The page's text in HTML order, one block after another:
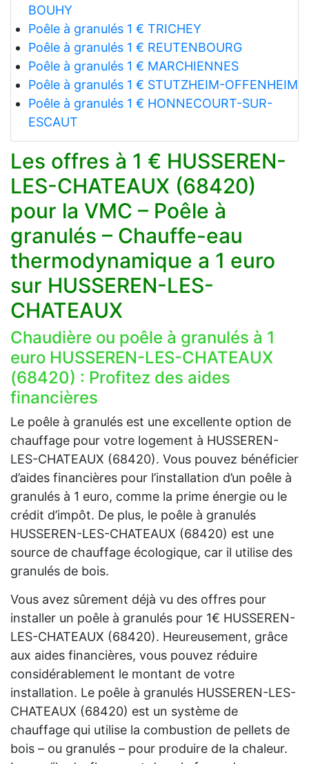
BOUHY
Poêle à granulés 1 € TRICHEY
Poêle à granulés 1 € REUTENBOURG
Poêle à granulés 1 € MARCHIENNES
Poêle à granulés 1 € STUTZHEIM-OFFENHEIM
Poêle à granulés 1 € HONNECOURT-SUR-
ESCAUT
Les offres à 1 € HUSSEREN-
LES-CHATEAUX (68420)
pour la VMC – Poêle à
granulés – Chauffe-eau
thermodynamique a 1 euro
sur HUSSEREN-LES-
CHATEAUX
Chaudière ou poêle à granulés à 1
euro HUSSEREN-LES-CHATEAUX
(68420) : Profitez des aides
financières
Le poêle à granulés est une excellente option de
chauffage pour votre logement à HUSSEREN-
LES-CHATEAUX (68420). Vous pouvez bénéficier
d’aides financières pour l’installation d’un poêle à
granulés à 1 euro, comme la prime énergie ou le
crédit d’impôt. De plus, le poêle à granulés
HUSSEREN-LES-CHATEAUX (68420) est une
source de chauffage écologique, car il utilise des
granulés de bois.
Vous avez sûrement déjà vu des offres pour
installer un poêle à granulés pour 1€ HUSSEREN-
LES-CHATEAUX (68420). Heureusement, grâce
aux aides financières, vous pouvez réduire
considérablement le montant de votre
installation. Le poêle à granulés HUSSEREN-LES-
CHATEAUX (68420) est un système de
chauffage qui utilise la combustion de pellets de
bois – ou granulés – pour produire de la chaleur.